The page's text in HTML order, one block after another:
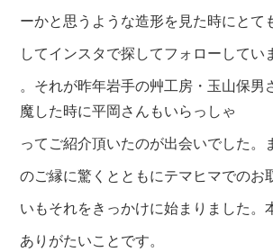
ーかと思うような造形を見た時にとて
してインスタで探してフォローしてい
。それが昨年岩手の艸工房・玉山保男
魔した時に平岡さんもいらっしゃ
ってご紹介頂いたのが出会いでした。
のご縁に驚くとともにテマヒマでのお
いもそれをきっかけに始まりました。
ありがたいことです。